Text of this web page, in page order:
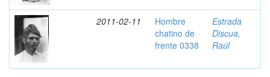
2011-02-11
Hombre
chatino de
frente 0338
Estrada
Discua,
Raúl